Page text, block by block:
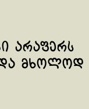
არაფერს
მხოლოდ